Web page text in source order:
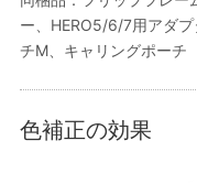
ー、HERO5/6/7用アダ
チM、キャリングポーチ
色補正の効果